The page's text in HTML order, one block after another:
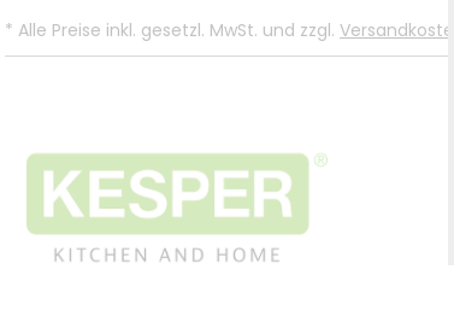
* Alle Preise inkl. gesetzl. MwSt. und zzgl. Versandkosten